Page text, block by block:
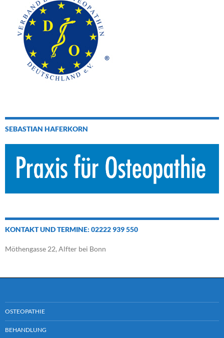
SEBASTIAN HAFERKORN
KONTAKT UND TERMINE: 02222 939 550
Möthengasse 22, Alfter bei Bonn
OSTEOPATHIE
BEHANDLUNG